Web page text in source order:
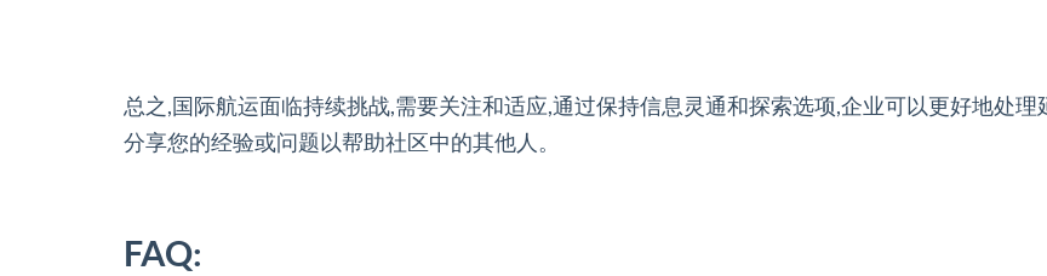
总之,国际航运面临持续挑战,需要关注和适应,通过保持信息灵通和探索选项,企业可以更好地处
分享您的经验或问题以帮助社区中的其他人。
FAQ: